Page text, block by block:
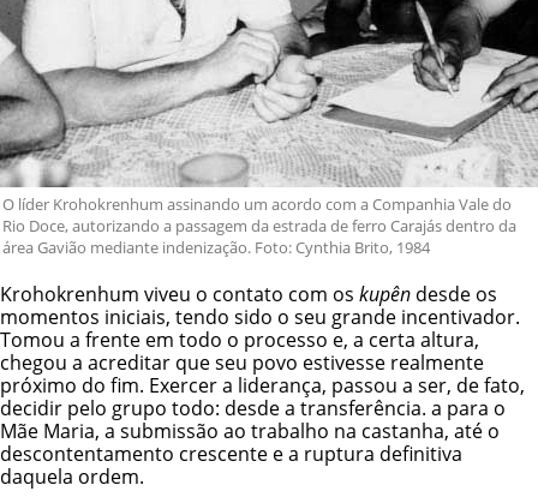
O líder Krohokrenhum assinando um acordo com a Companhia Vale do
Rio Doce, autorizando a passagem da estrada de ferro Carajás dentro da
área Gavião mediante indenização. Foto: Cynthia Brito, 1984
Krohokrenhum viveu o contato com os kupên desde os
momentos iniciais, tendo sido o seu grande incentivador.
Tomou a frente em todo o processo e, a certa altura,
chegou a acreditar que seu povo estivesse realmente
próximo do fim. Exercer a liderança, passou a ser, de fato,
decidir pelo grupo todo: desde a transferência. a para o
Mãe Maria, a submissão ao trabalho na castanha, até o
descontentamento crescente e a ruptura definitiva
daquela ordem.